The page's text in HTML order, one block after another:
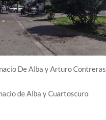
De Alba y Arturo Contreras
de Alba y Cuartoscuro